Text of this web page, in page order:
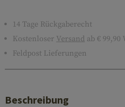
14 Tage Rückgaberecht
Kostenloser Versand ab € 99,90
Feldpost Lieferungen
Beschreibung